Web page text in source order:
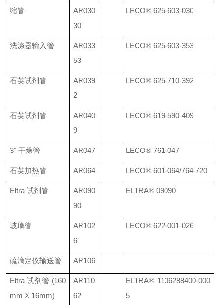
缩管
AR030
30
LECO® 625-603-030
洗涤器输入管
AR033
53
LECO® 625-603-353
石英试剂管
AR039
2
LECO® 625-710-392
石英试剂管
AR040
9
LECO® 619-590-409
3" 干燥管 AR047 LECO® 761-047
石英加热管 AR064 LECO® 601-064/764-720
Eltra 试剂管
AR090
90
ELTRA® 09090
玻璃管
AR102
6
LECO® 622-001-026
硫滴定仪输送管 AR106
Eltra试剂管 (160
mm X 16mm)
AR110
62
ELTRA® 1106288400-000
5